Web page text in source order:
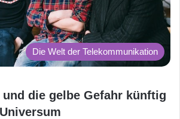
Die Welt der Telekommunikation
die gelbe Gefahr künftig